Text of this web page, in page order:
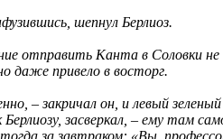
шепнул Берлиоз.
отправить Канта в Соловки не
даже привело в восторг.
– закричал он, и левый зеленый
засверкал, – ему там